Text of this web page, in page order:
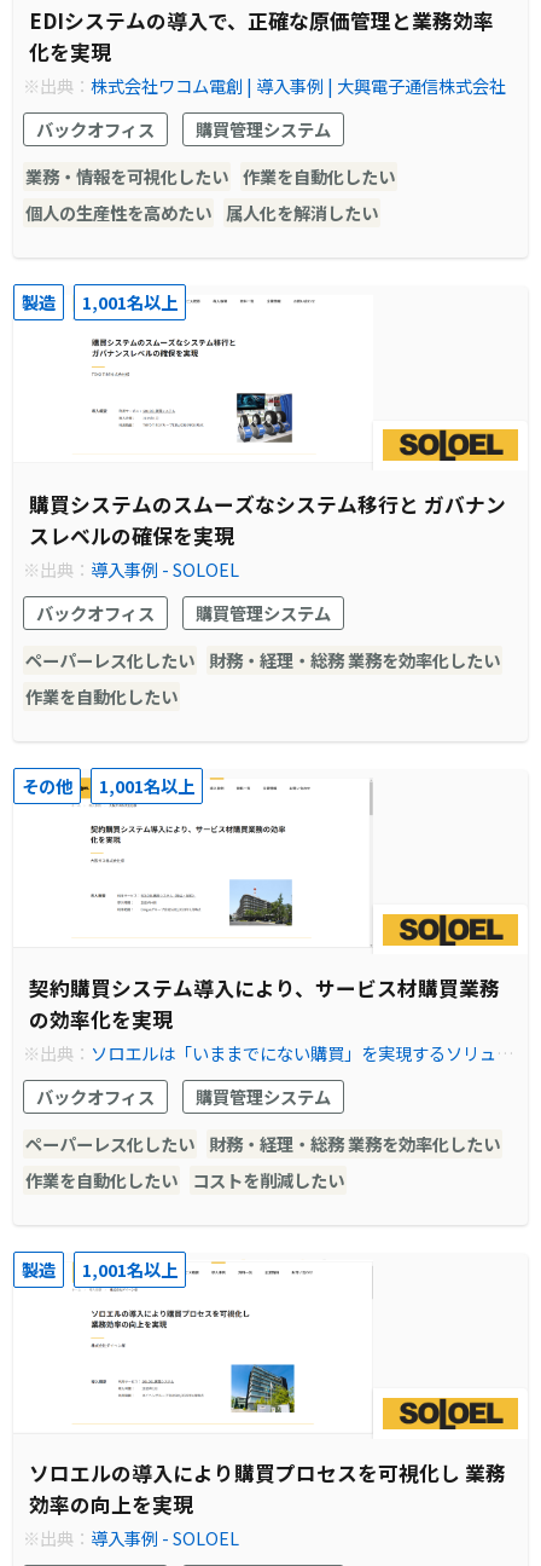
EDIシステムの導入で、正確な原価管理と業務効率
化を実現
※出典：株式会社ワコム電創 | 導入事例 | 大興電子通信株式会社
バックオフィス
購買管理システム
業務・情報を可視化したい 作業を自動化したい
個人の生産性を高めたい
属人化を解消したい
製造 1,001名以上
購買システムのスムーズなシステム移行と ガバナン
スレベルの確保を実現
※出典： 導入事例 - SOLOEL
バックオフィス
購買管理システム
ペーパーレス化したい
財務・経理・総務 業務を効率化したい
作業を自動化したい
その他 1,001名以上
契約購買システム導入により、サービス材購買業務
の効率化を実現
※出典： ソロエルは「いままでにない購買」を実現するソリュー
ションとして、購買システムサービスと購買業務代行サービスを
提供しています。ご活用いただいているお客様にさまざまなメリ
ットをご提供いたします。
バックオフィス
購買管理システム
ペーパーレス化したい 財務・経理・総務 業務を効率化したい
作業を自動化したい
コストを削減したい
製造 1,001名以上
ソロエルの導入により購買プロセスを可視化し 業務
効率の向上を実現
※出典： 導入事例 - SOLOEL